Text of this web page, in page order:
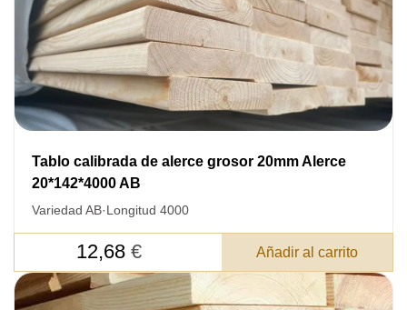
Tablo calibrada de alerce grosor 20mm Alerce
20*142*4000 AB
Variedad AB·Longitud 4000
12,68 € Añadir al carrito